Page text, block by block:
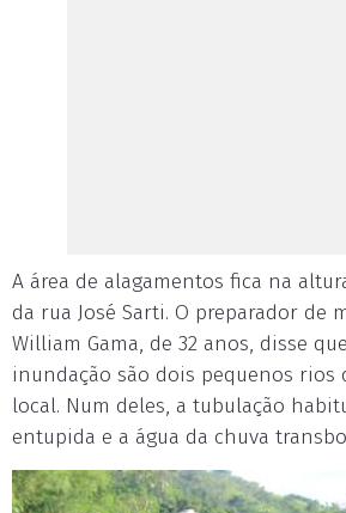
A área de alagamentos fica na
da rua José Sarti. O preparador de
William Gama, de 32 anos, disse
inundação são dois pequenos rios
local. Num deles, a tubulação
entupida e a água da chuva